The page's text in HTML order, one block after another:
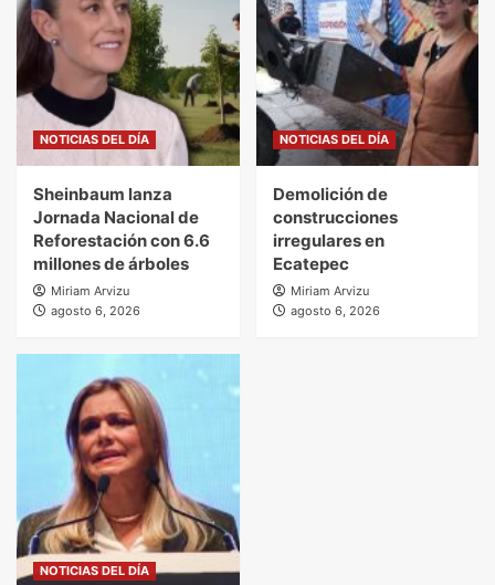
NOTICIAS DEL DÍA
Sheinbaum lanza
Jornada Nacional de
Reforestación con 6.6
millones de árboles
Miriam Arvizu
agosto 6, 2026
NOTICIAS DEL DÍA
Demolición de
construcciones
irregulares en
Ecatepec
Miriam Arvizu
agosto 6, 2026
NOTICIAS DEL DÍA